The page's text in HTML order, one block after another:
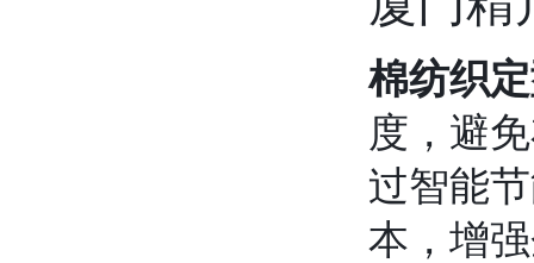
棉纺织
度，避
过智能
本，增